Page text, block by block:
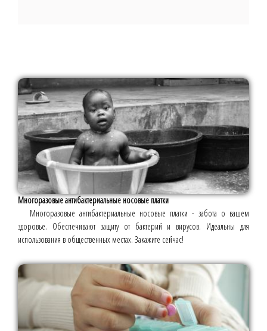
Многоразовые антибактериальные носовые платки
Многоразовые антибактериальные носовые платки - забота о вашем
здоровье. Обеспечивают защиту от бактерий и вирусов. Идеальны для
использования в общественных местах. Закажите сейчас!